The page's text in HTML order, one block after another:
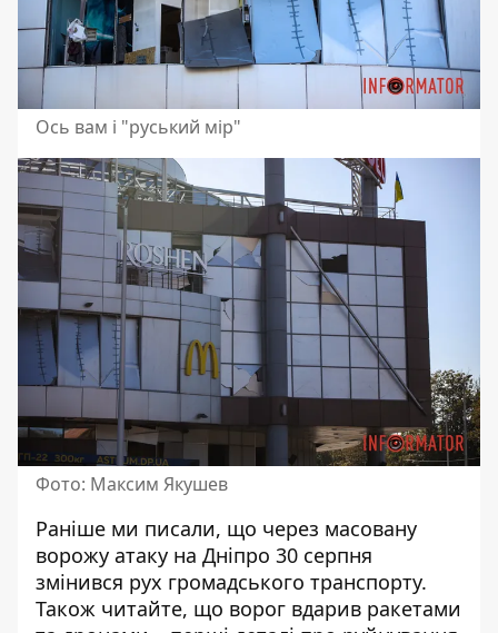
Ось вам і "руський мір"
Фото: Максим Якушев
Раніше ми писали, що через масовану
ворожу атаку на Дніпро 30 серпня
змінився рух громадського транспорту.
Також читайте, що ворог вдарив ракетами